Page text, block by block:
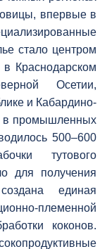
впервые в
стало центром
Краснодарском
Осетии,
и Кабардино-
в промышленных
500–600
тутового
для получения
единая
племенной
коконов.